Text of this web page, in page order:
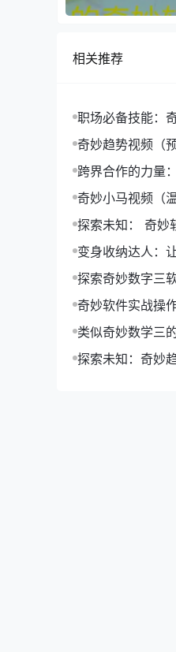
在技术研发方面
案例一：通过深
案例二：利用云
【用户反馈
一、正面评价
相关推荐
职场必备技能：
奇妙趋势视频（
分享）
跨界合作的力量
奇妙小马视频（
探索未知： 奇妙
变身收纳达人：
探索奇妙数字三
奇妙软件实战操
类似奇妙数学三
探索未知：奇妙